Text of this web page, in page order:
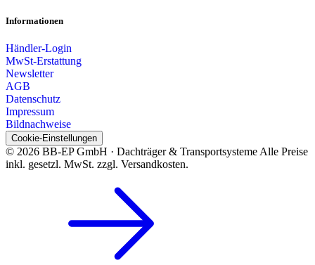
Informationen
Händler-Login
MwSt-Erstattung
Newsletter
AGB
Datenschutz
Impressum
Bildnachweise
Cookie-Einstellungen
© 2026 BB-EP GmbH · Dachträger & Transportsysteme Alle Preise
inkl. gesetzl. MwSt. zzgl. Versandkosten.